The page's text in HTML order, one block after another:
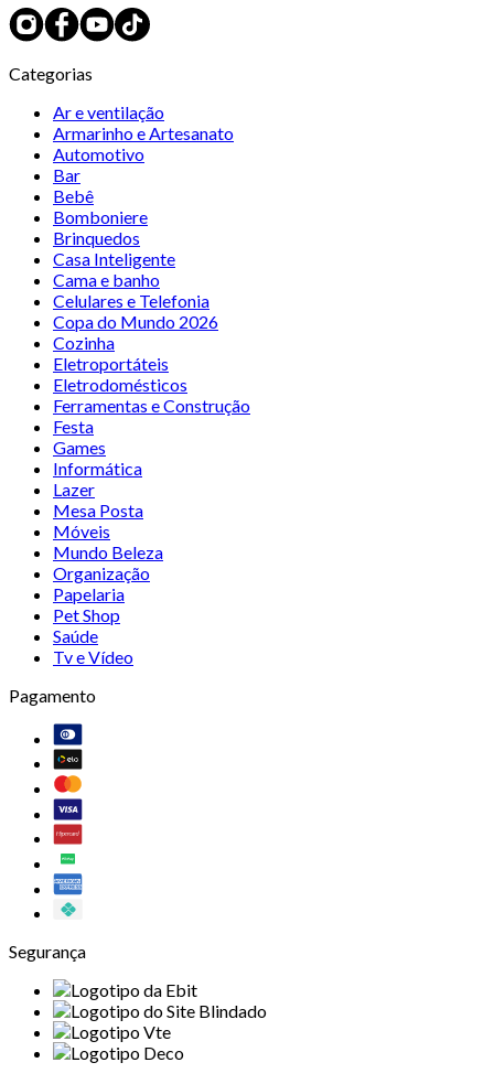
Categorias
Ar e ventilação
Armarinho e Artesanato
Automotivo
Bar
Bebê
Bomboniere
Brinquedos
Casa Inteligente
Cama e banho
Celulares e Telefonia
Copa do Mundo 2026
Cozinha
Eletroportáteis
Eletrodomésticos
Ferramentas e Construção
Festa
Games
Informática
Lazer
Mesa Posta
Móveis
Mundo Beleza
Organização
Papelaria
Pet Shop
Saúde
Tv e Vídeo
Pagamento
Segurança